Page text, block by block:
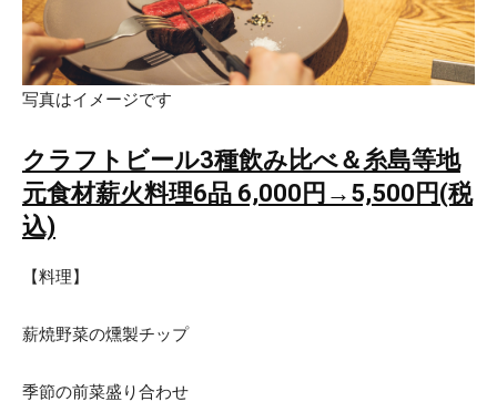
写真はイメージです
クラフトビール3種飲み比べ＆糸島等地
元食材薪火料理6品 6,000円→5,500円(税
込)
【料理】
薪焼野菜の燻製チップ
季節の前菜盛り合わせ